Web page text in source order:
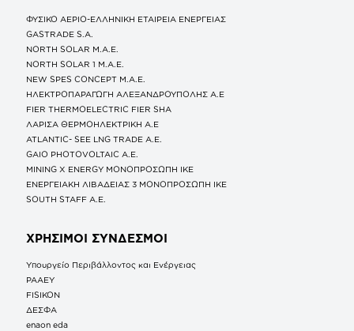
ΦΥΣΙΚΟ ΑΕΡΙΟ-ΕΛΛΗΝΙΚΗ ΕΤΑΙΡΕΙΑ ΕΝΕΡΓΕΙΑΣ
GASTRADE S.A.
NORTH SOLAR M.Α.Ε.
NORTH SOLAR 1 M.Α.Ε.
NEW SPES CONCEPT Μ.Α.Ε.
ΗΛΕΚΤΡΟΠΑΡΑΓΩΓΗ ΑΛΕΞΑΝΔΡΟΥΠΟΛΗΣ A.E
FIER THERMOELECTRIC FIER SHA
ΛΑΡΙΣΑ ΘΕΡΜΟΗΛΕΚΤΡΙΚΗ A.E
ATLANTIC- SEE LNG TRADE A.E.
GAIO PHOTOVOLTAIC Α.Ε.
MINING X ENERGY ΜΟΝΟΠΡΟΣΩΠΗ ΙΚΕ
ΕΝΕΡΓΕΙΑΚΗ ΛΙΒΑΔΕΙΑΣ 3 ΜΟΝΟΠΡΟΣΩΠΗ ΙΚΕ
SOUTH STAFF Α.Ε.
ΧΡΗΣΙΜΟΙ ΣΥΝΔΕΣΜΟΙ
Υπουργείο Περιβάλλοντος και Ενέργειας
ΡΑΑΕΥ
FISIKON
ΔΕΣΦΑ
enaon eda